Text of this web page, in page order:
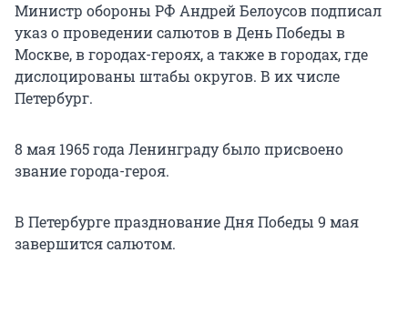
Министр обороны РФ Андрей Белоусов подписал
указ о проведении салютов в День Победы в
Москве, в городах-героях, а также в городах, где
дислоцированы штабы округов. В их числе
Петербург.
8 мая 1965 года Ленинграду было присвоено
звание города-героя.
В Петербурге празднование Дня Победы 9 мая
завершится салютом.